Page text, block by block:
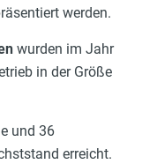
werden.
wurden im Jahr
in der Größe
und 36
erreicht.